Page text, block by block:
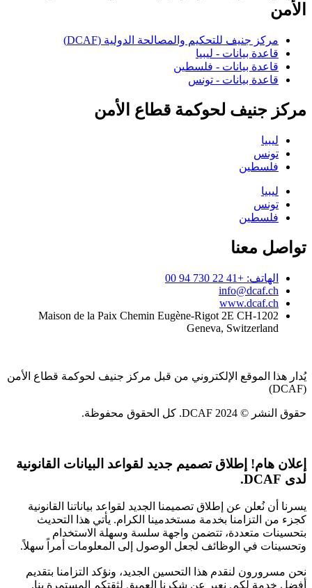
الأمن
مركز جنيف للتحكيم والمصالحة الدولية (DCAF)
قاعدة بيانات - ليبيا
قاعدة بيانات - فلسطين
قاعدة بيانات - تونس
مركز جنيف لحوكمة قطاع الأمن
ليبيا
تونس
فلسطين
ليبيا
تونس
فلسطين
تواصل معنا
الهاتف: +41 22 730 94 00
info@dcaf.ch
www.dcaf.ch
Maison de la Paix Chemin Eugène-Rigot 2E CH-1202
Geneva, Switzerland
يُدار هذا الموقع الإلكتروني من قبل مركز جنيف لحوكمة قطاع الأمن
(DCAF)
حقوق النشر © 2024 DCAF. كل الحقوق محفوظة.
إعلان هام! إطلاق تصميم جديد لقواعد البيانات القانونية
لدى DCAF.
يسرنا أن نُعلن عن إطلاق تصميمنا الجديد لقواعد بياناتنا القانونية
كجزء من التزامنا بخدمة مستخدمينا الكرام. يأتي هذا التحديث
بتحسينات متعددة، تتضمن واجهة سلسة وسهلة الاستخدام
وتحسينات في الوظائف لجعل الوصول إلى المعلومات أمراً سهلاً.
نحن مسرورون لنقدم هذا التحسين الجديد، ونؤكد التزامنا بتقديم
أفضل خدمة لكم. نعبر عن شكرنا العميق لثقتكم المستمرة بنا.